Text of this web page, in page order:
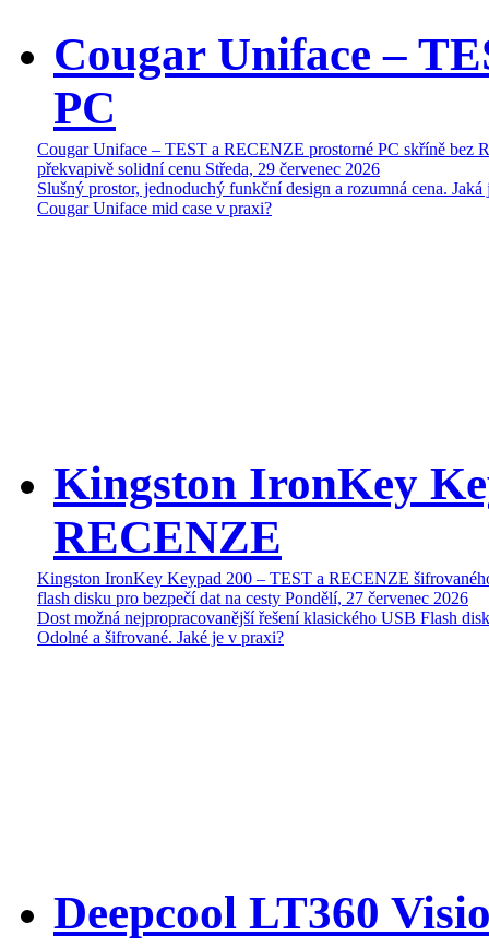
Cougar Uniface –
PC
Cougar Uniface – TEST a RECENZE prostorné PC skříně bez
překvapivě solidní cenu Středa, 29 červenec 2026
Slušný prostor, jednoduchý funkční design a rozumná cena. Jaká
Cougar Uniface mid case v praxi?
Kingston IronKey
RECENZE
Kingston IronKey Keypad 200 – TEST a RECENZE
flash disku pro bezpečí dat na cesty Pondělí, 27 červenec 2026
Dost možná nejpropracovanější řešení klasického USB Flash
Odolné a šifrované. Jaké je v praxi?
Deepcool LT360